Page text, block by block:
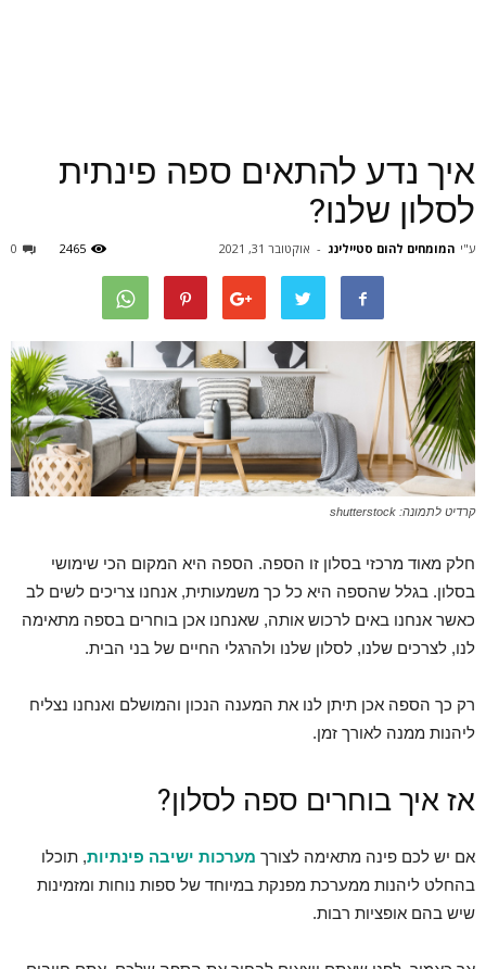
איך נדע להתאים ספה פינתית
לסלון שלנו?
ע"י המומחים להום סטיילינג - אוקטובר 31, 2021 0 2465
קרדיט לתמונה: shutterstock
חלק מאוד מרכזי בסלון זו הספה. הספה היא המקום הכי שימושי
בסלון. בגלל שהספה היא כל כך משמעותית, אנחנו צריכים לשים לב
כאשר אנחנו באים לרכוש אותה, שאנחנו אכן בוחרים בספה מתאימה
לנו, לצרכים שלנו, לסלון שלנו ולהרגלי החיים של בני הבית.
רק כך הספה אכן תיתן לנו את המענה הנכון והמושלם ואנחנו נצליח
ליהנות ממנה לאורך זמן.
אז איך בוחרים ספה לסלון?
אם יש לכם פינה מתאימה לצורך מערכות ישיבה פינתיות, תוכלו
בהחלט ליהנות ממערכת מפנקת במיוחד של ספות נוחות ומזמינות
שיש בהם אופציות רבות.